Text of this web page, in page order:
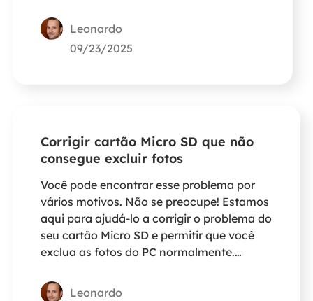
com uma ferramenta de recuperação de
dados. Você encontrará respostas neste
Leonardo
09/23/2025
Corrigir cartão Micro SD que não
consegue excluir fotos
Você pode encontrar esse problema por
vários motivos. Não se preocupe! Estamos
aqui para ajudá-lo a corrigir o problema do
seu cartão Micro SD e permitir que você
exclua as fotos do PC normalmente.
Leonardo